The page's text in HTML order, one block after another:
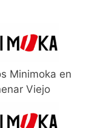
Minimoka en
Viejo